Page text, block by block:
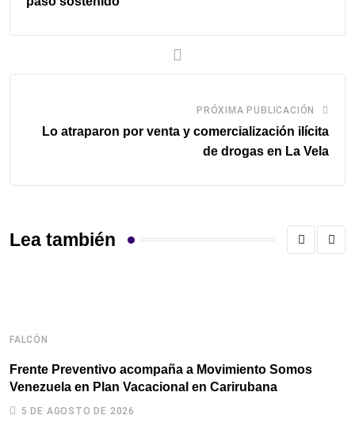
PRÓXIMA PUBLICACIÓN
Lo atraparon por venta y comercialización ilícita
de drogas en La Vela
Lea también
FALCÓN
Frente Preventivo acompaña a Movimiento Somos
Venezuela en Plan Vacacional en Carirubana
5 DE AGOSTO DE 2026